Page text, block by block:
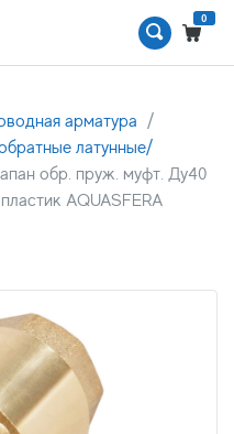
0
арматура
латунные/
обр. пруж. муфт. Ду40
AQUASFERA